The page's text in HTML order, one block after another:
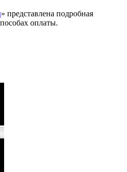
» представлена подробная
оплаты.